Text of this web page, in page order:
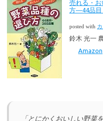
売れる・
方―44品目
posted with
鈴木 光一
Amazon
「とにかくおいしい野菜